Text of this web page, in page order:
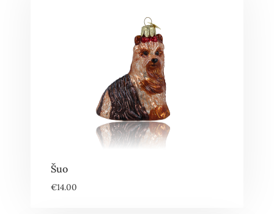
Šuo
€14.00